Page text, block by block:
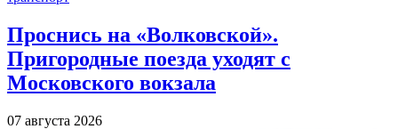
Проснись на «Волковской».
Пригородные поезда уходят с
Московского вокзала
07 августа 2026